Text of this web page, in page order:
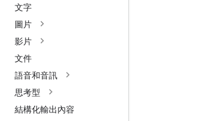
文字
圖片
影片
文件
語音和音訊
思考型
結構化輸出內容